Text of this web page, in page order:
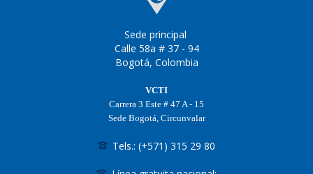
Sede principal
Calle 58a # 37 - 94
Bogotá, Colombia
VCTI
Carrera 3 Este # 47 A - 15
Sede Bogotá, Circunvalar
Tels.: (+571) 315 29 80